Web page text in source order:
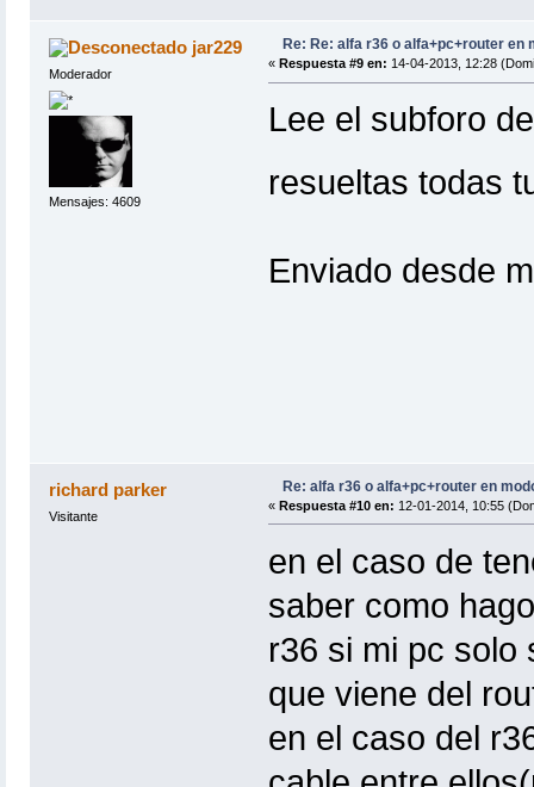
jar229
Moderador
Mensajes: 4609
Re: Re: alfa r36 o alfa+pc+router en
« Respuesta #9 en: 14-04-2013, 12:28
Lee el subforo
resueltas todas
Enviado desde
richard parker
Visitante
Re: alfa r36 o alfa+pc+router en
« Respuesta #10 en: 12-01-2014, 10:55
en el caso de
saber como
r36 si mi pc solo
que viene del
en el caso del